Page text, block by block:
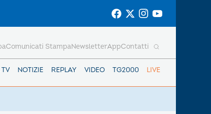
NOTIZIE REPLAY VIDEO TG2000 LIVE
Comunicati StampaNewsletterAppContatti